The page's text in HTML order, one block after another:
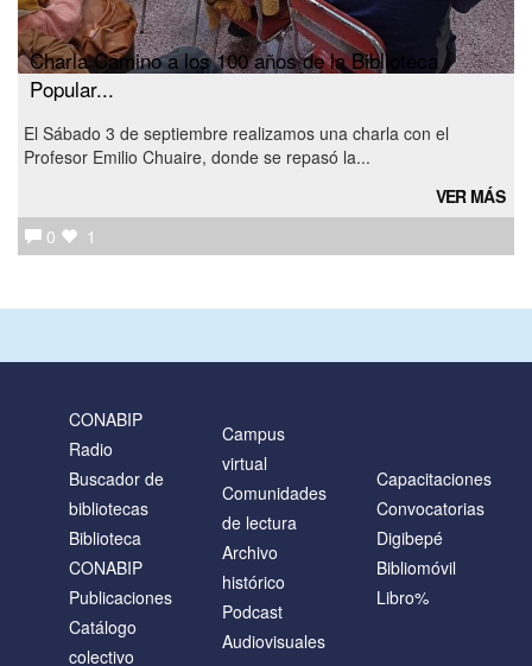
Charla Camino a los 100 años de la Biblioteca
Popular...
El Sábado 3 de septiembre realizamos una charla con el
Profesor Emilio Chuaire, donde se repasó la...
VER MÁS
0
1
CONABIP
Radio
Buscador de
bibliotecas
Biblioteca
CONABIP
Publicaciones
Catálogo
colectivo
Campus
virtual
Comunidades
de lectura
Archivo
histórico
Podcast
Audiovisuales
Capacitaciones
Convocatorias
Digibepé
Bibliomóvil
Libro%